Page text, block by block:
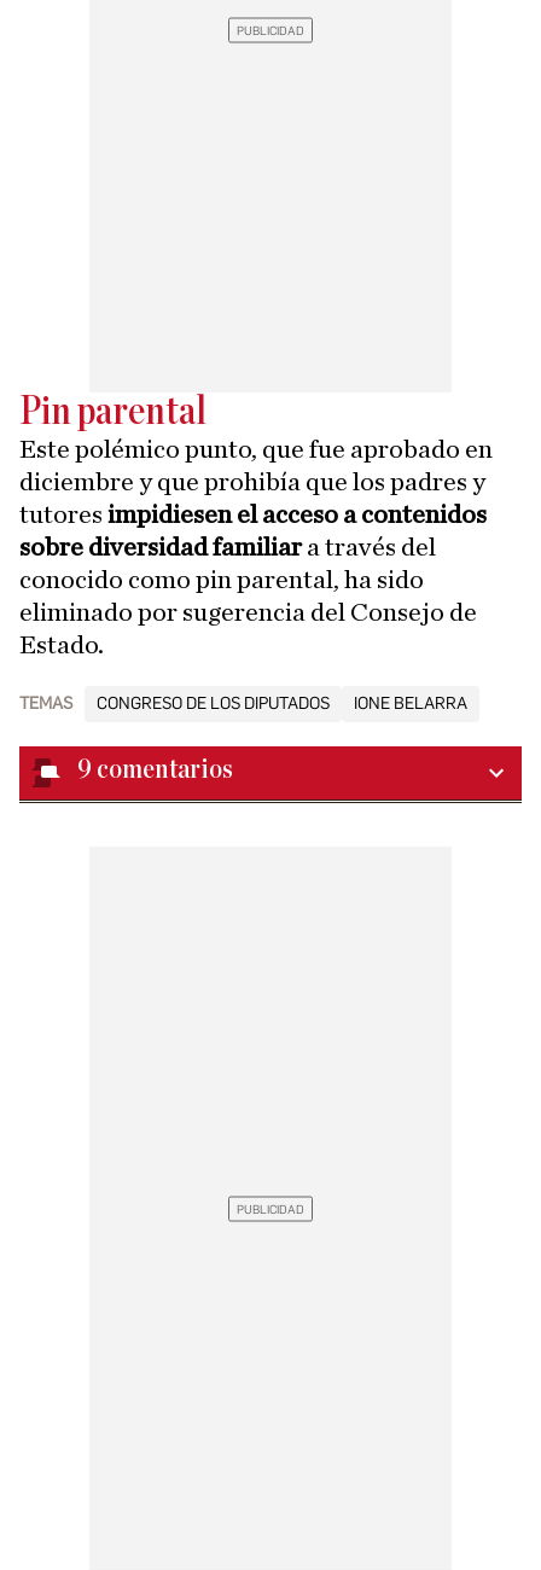
Pin parental
Este polémico punto, que fue aprobado en
diciembre y que prohibía que los padres y
tutores impidiesen el acceso a contenidos
sobre diversidad familiara través del
conocido como pin parental, ha sido
eliminado por sugerencia del Consejo de
Estado.
TEMAS CONGRESO DE LOS DIPUTADOS IONE BELARRA
9 comentarios